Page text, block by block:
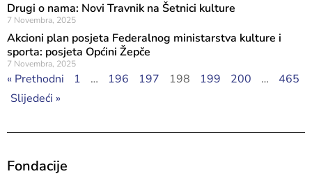
Drugi o nama: Novi Travnik na Šetnici kulture
7 Novembra, 2025
Akcioni plan posjeta Federalnog ministarstva kulture i
sporta: posjeta Općini Žepče
7 Novembra, 2025
« Prethodni 1 … 196 197 198 199 200 …
465
Slijedeći »
Fondacije